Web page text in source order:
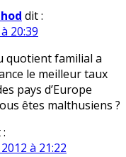
dit :
20:39
quotient familial a
le meilleur taux
pays d’Europe
êtes malthusiens ?
à 21:22